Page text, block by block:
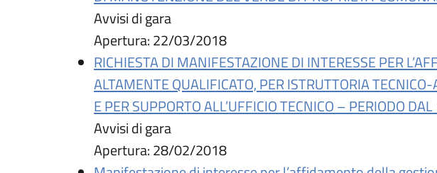
Avvisi di gara
Apertura:22/03/2018
RICHIESTA DI MANIFESTAZIONE DI INTERESSE PER
ALTAMENTE QUALIFICATO, PER ISTRUTTORIA
E PER SUPPORTO ALL’UFFICIO TECNICO – PERIODO
Avvisi di gara
Apertura:28/02/2018